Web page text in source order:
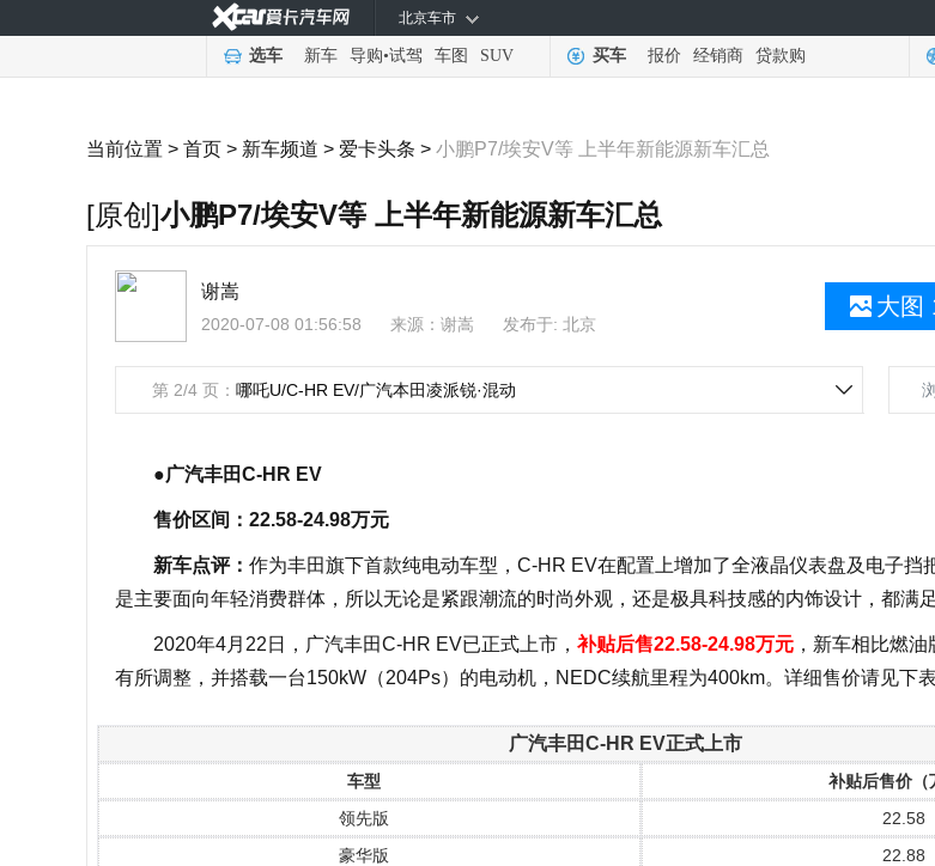
北京车市
选车 新车 导购•试驾 车图 SUV 买车 报价 经销商 贷款购
当前位置 > 首页 > 新车频道 > 爱卡头条 > 小鹏P7/埃安V等 上半年新能源新车汇总
[原创]小鹏P7/埃安V等 上半年新能源新车汇总
大图
谢嵩
2020-07-08 01:56:58 来源： 谢嵩 发布于: 北京
第 2/4 页： 哪吒U/C-HR EV/广汽本田凌派锐·混动
●广汽丰田C-HR EV
售价区间：22.58-24.98万元
新车点评： 作为丰田旗下首款纯电动车型，C-HR EV在配置上增加了全液晶仪表盘及电子挡
是主要面向年轻消费群体，所以无论是紧跟潮流的时尚外观，还是极具科技感的内饰设计，都满
2020年4月22日，广汽丰田C-HR EV已正式上市， 补贴后售22.58-24.98万元 ，新车相比燃
有所调整，并搭载一台150kW（204Ps）的电动机，NEDC续航里程为400km。详细售价请见下表
广汽丰田C-HR EV正式上市
车型
补贴后售价（
领先版
22.58
豪华版
22.88